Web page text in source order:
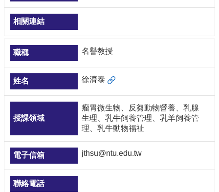
名譽教授
徐濟泰
瘤胃微生物、反芻動物營養、乳腺
生理、乳牛飼養管理、乳羊飼養管
理、乳牛動物福祉
jthsu@ntu.edu.tw